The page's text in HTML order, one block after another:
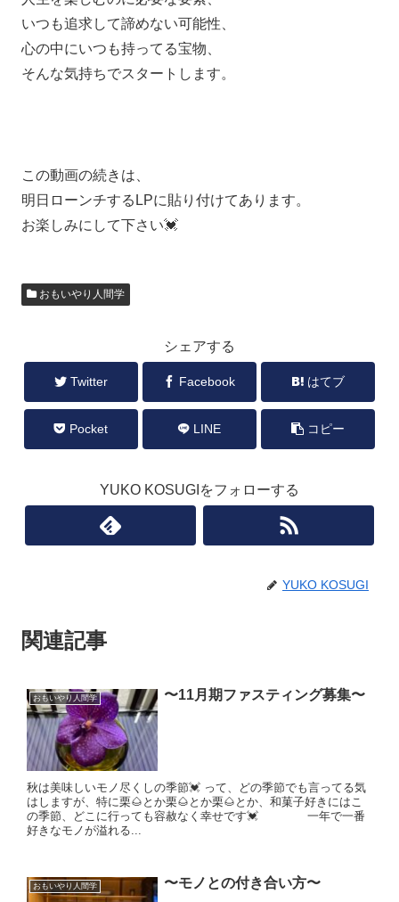
いつも追求して諦めない可能性、
心の中にいつも持ってる宝物、
そんな気持ちでスタートします。
この動画の続きは、
明日ローンチするLPに貼り付けてあります。
お楽しみにして下さい💓
おもいやり人間学
シェアする
Twitter Facebook はてブ
Pocket LINE コピー
YUKO KOSUGIをフォローする
YUKO KOSUGI
関連記事
おもいやり人間学 〜11月期ファスティング募集〜
秋は美味しいモノ尽くしの季節💓 って、どの季節でも言ってる気
はしますが、特に栗🌰とか栗🌰とか栗🌰とか、和菓子好きにはこ
の季節、どこに行っても容赦なく幸せです💓 一年で一番
好きなモノが溢れる...
おもいやり人間学 〜モノとの付き合い方〜